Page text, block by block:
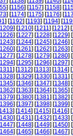
] [1156] [1157] [1158] [
] [1174] [1175] [1176] [
] [1192] [1193] [1194] [
1209] [1210] [1211] [1212] [
] [1227] [1228] [1229] [
] [1244] [1245] [1246] [
] [1261] [1262] [1263] [
] [1278] [1279] [1280] [
] [1295] [1296] [1297] [
1311] [1312] [1313] [1314] [
] [1329] [1330] [1331] [
] [1346] [1347] [1348] [
] [1363] [1364] [1365] [
] [1380] [1381] [1382] [
] [1397] [1398] [1399] [
] [1414] [1415] [1416] [
] [1431] [1432] [1433] [
] [1448] [1449] [1450] [
] [1465] [1466] [1467] [